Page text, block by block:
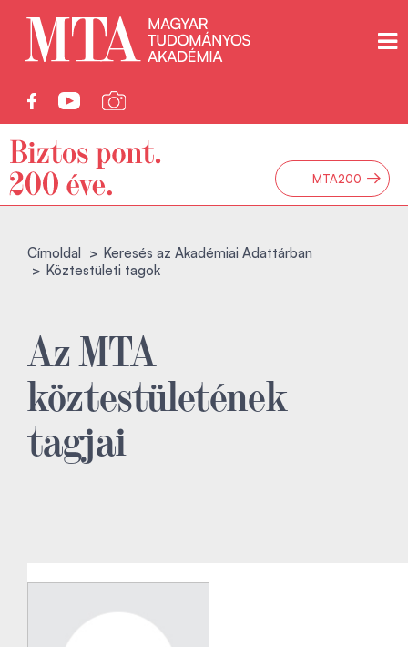
MTA200 →
Címoldal
Keresés az Akadémiai Adattárban
Köztestületi tagok
Az MTA
köztestületének
tagjai